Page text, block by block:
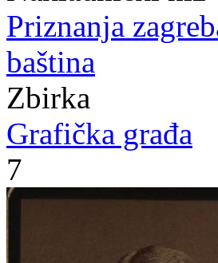
Priznanja
baština
Zbirka
Grafička građa
7